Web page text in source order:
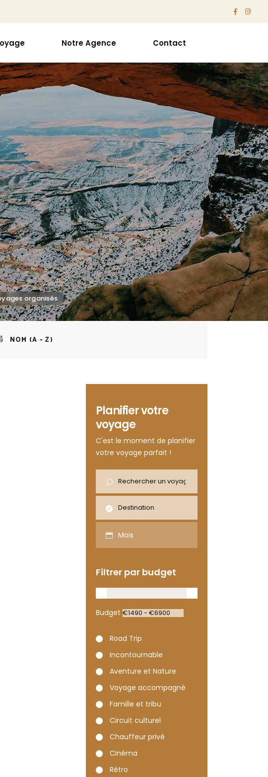
Notre Agence Contact
NOM (A – Z)
Planifier votre
voyage
C'est le moment de planifier
votre voyage parfait !
Mois
Filtrer par budget
Budget
Road Trip
Incontournable
Aventure et Nature
Voyage accompagné
Famille et tribu
Circuit culturel
Chauffeur privé
Cinéma
Rétro